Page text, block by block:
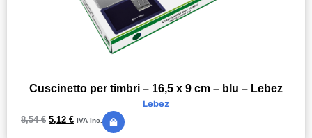
Cuscinetto per timbri – 16,5 x 9 cm – blu – Lebez
Lebez
8,54€ 5,12 € IVA inc.